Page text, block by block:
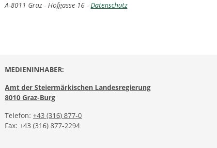
A-8011 Graz - Hofgasse 16 - Datenschutz
MEDIENINHABER:
Amt der Steiermärkischen Landesregierung
8010 Graz-Burg
Telefon: +43 (316) 877-0
Fax: +43 (316) 877-2294